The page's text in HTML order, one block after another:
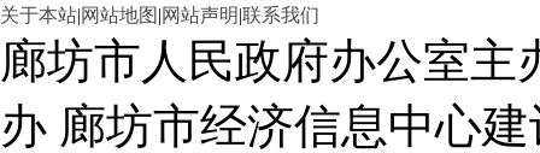
关于本站|网站地图 |网站声明|联系我们
廊坊市人民政府办公室
办 廊坊市经济信息中心建